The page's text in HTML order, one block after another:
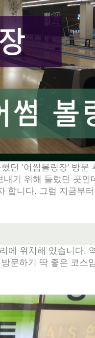
던 ‘어썸볼링장’ 방문
기 위해 들렀던 곳인
합니다. 그럼 지금부
에 위치해 있습니다.
문하기 딱 좋은 코스